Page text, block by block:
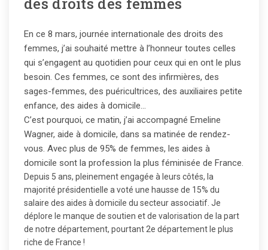
En ce 8 mars, journée internationale des droits des
femmes, j’ai souhaité mettre à l’honneur toutes celles
qui s’engagent au quotidien pour ceux qui en ont le plus
besoin. Ces femmes, ce sont des infirmières, des
sages-femmes, des puéricultrices, des auxiliaires petite
enfance, des aides à domicile…
C’est pourquoi, ce matin, j’ai accompagné Emeline
Wagner, aide à domicile, dans sa matinée de rendez-
vous. Avec plus de 95% de femmes, les aides à
domicile sont la profession la plus féminisée de France.
Depuis 5 ans, pleinement engagée à leurs côtés, la
majorité présidentielle a voté une hausse de 15% du
salaire des aides à domicile du secteur associatif. Je
déplore le manque de soutien et de valorisation de la part
de notre département, pourtant 2e département le plus
riche de France !